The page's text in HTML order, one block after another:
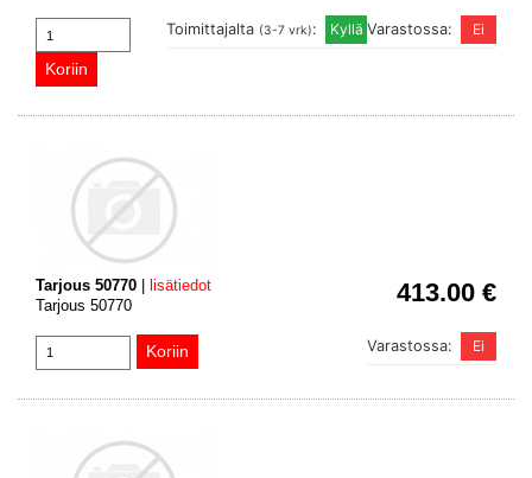
Varastossa:
Toimittajalta (3-7 vrk):
413.00 €
Tarjous 50770
lisätiedot
Tarjous 50770
Varastossa: